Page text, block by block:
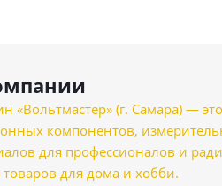
«Вольтмастер» (г. Самара) —
компонентов,
для профессионалов и
для дома и хобби.